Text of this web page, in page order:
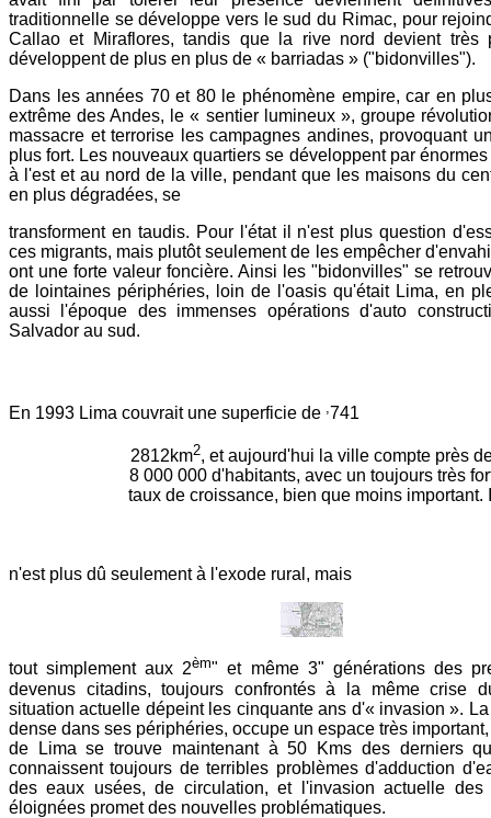
traditionnelle se développe vers le sud du Rimac, pour
Callao et Miraflores, tandis que la rive nord devient très
développent de plus en plus de « barriadas » ("bidonvilles").
Dans les années 70 et 80 le phénomène empire, car en
extrême des Andes, le « sentier lumineux », groupe
massacre et terrorise les campagnes andines, provoquant
plus fort. Les nouveaux quartiers se développent par
à l'est et au nord de la ville, pendant que les maisons du
en plus dégradées, se
transforment en taudis. Pour l'état il n'est plus question
ces migrants, mais plutôt seulement de les empêcher
ont une forte valeur foncière. Ainsi les "bidonvilles" se
de lointaines périphéries, loin de l'oasis qu'était Lima, en
aussi l'époque des immenses opérations d'auto
Salvador au sud.
En 1993 Lima couvrait une superficie de ,741
2812km2, et aujourd'hui la ville compte près
8 000 000 d'habitants, avec un toujours très
taux de croissance, bien que moins important.
n'est plus dû seulement à l'exode rural, mais
tout simplement aux 2èm" et même 3" générations des
devenus citadins, toujours confrontés à la même crise
situation actuelle dépeint les cinquante ans d'« invasion ».
dense dans ses périphéries, occupe un espace très
de Lima se trouve maintenant à 50 Kms des derniers
connaissent toujours de terribles problèmes d'adduction
des eaux usées, de circulation, et l'invasion actuelle
éloignées promet des nouvelles problématiques.